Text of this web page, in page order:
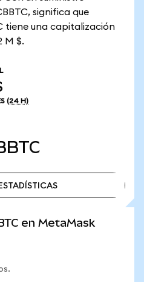
significa que
tiene una capitalización
M $.
(24 H)
en MetaMask